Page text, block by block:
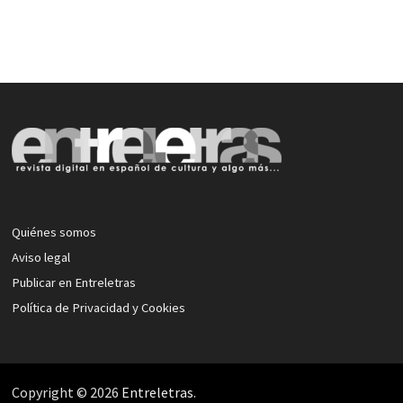
Quiénes somos
Aviso legal
Publicar en Entreletras
Política de Privacidad y Cookies
Copyright © 2026 Entreletras.